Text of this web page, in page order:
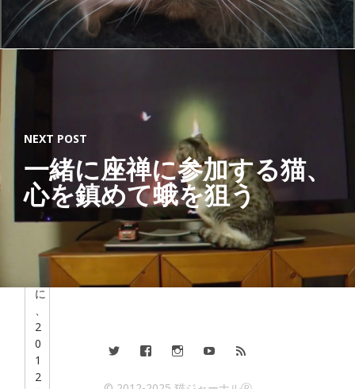
愛
の
に
」
を
ー
に
2
0
1
2
NEXT POST
一緒に座禅に参加する猫、
心を鎮めて蛾を狙う